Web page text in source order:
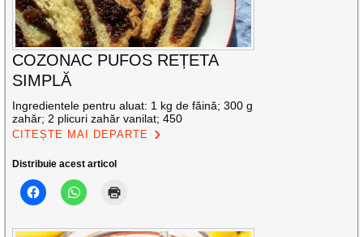
COZONAC PUFOS REȚETA
SIMPLĂ
Ingredientele pentru aluat: 1 kg de făină; 300 g
zahăr; 2 plicuri zahăr vanilat; 450
CITEȘTE MAI DEPARTE
Distribuie acest articol